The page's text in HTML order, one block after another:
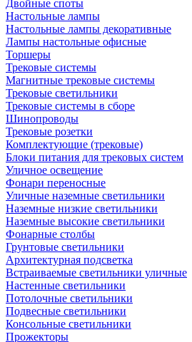
Двойные споты
Настольные лампы
Настольные лампы декоративные
Лампы настольные офисные
Торшеры
Трековые системы
Магнитные трековые системы
Трековые светильники
Трековые системы в сборе
Шинопроводы
Трековые розетки
Комплектующие (трековые)
Блоки питания для трековых систем
Уличное освещение
Фонари переносные
Уличные наземные светильники
Наземные низкие светильники
Наземные высокие светильники
Фонарные столбы
Грунтовые светильники
Архитектурная подсветка
Встраиваемые светильники уличные
Настенные светильники
Потолочные светильники
Подвесные светильники
Консольные светильники
Прожекторы